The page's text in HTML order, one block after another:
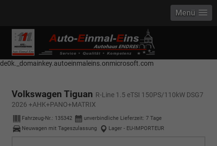
------------ Host Name : selector1._domainkey Points to address or value:
selector1-aee-de0k._domainkey.autoeinmaleins.onmicrosoft.com Host
Name : selector2._domainkey Points to address or value: selector2-aee-
de0k._domainkey.autoeinmaleins.onmicrosoft.com
Menü
Volkswagen Tiguan R-Line 1.5 eTSI 150PS/110kW DSG7
2026 +AHK+PANO+MATRIX
Fahrzeug-Nr.: 135342 unverbindliche Lieferzeit: 7 Tage
Neuwagen mit Tageszulassung
Lager - EU-IMPORTEUR